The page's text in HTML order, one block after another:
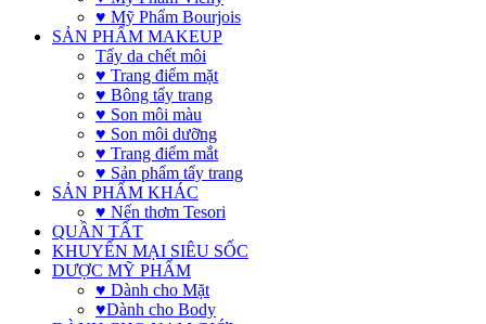
♥ Mỹ Phẩm Bourjois
SẢN PHẨM MAKEUP
Tẩy da chết môi
♥ Trang điểm mặt
♥ Bông tẩy trang
♥ Son môi màu
♥ Son môi dưỡng
♥ Trang điểm mắt
♥ Sản phẩm tẩy trang
SẢN PHẨM KHÁC
♥ Nến thơm Tesori
QUẦN TẤT
KHUYẾN MẠI SIÊU SỐC
DƯỢC MỸ PHẨM
♥ Dành cho Mặt
♥Dành cho Body